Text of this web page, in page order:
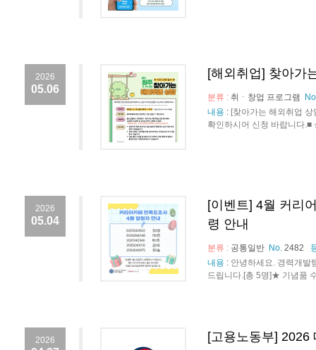
2026
05.06
[해외취업] 찾아가
분류 : 취ㆍ창업 프로그램
내용 : [찾아가는 해외취업
확인하시어 신청 바랍니다
2026
05.04
[이벤트] 4월 커리
령 안내
분류 : 공통일반 No. 2482
내용 : 안녕하세요. 경력개발
드립니다.[총 5명]★ 기념품
2026 [고용노동부] 2026